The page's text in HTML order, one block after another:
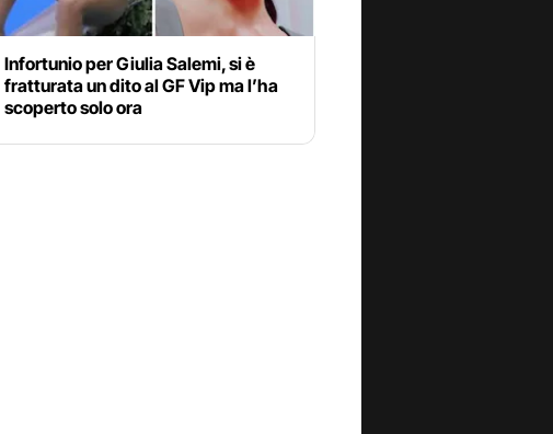
Infortunio per Giulia Salemi, si è
fratturata un dito al GF Vip ma l’ha
scoperto solo ora